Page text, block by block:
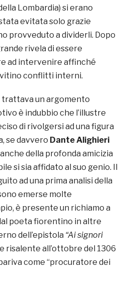
Lombardia) si erano
evitata solo grazie
provveduto a dividerli. Dopo
rivela di essere
ad intervenire affinché
conflitti interni.
trattava un argomento
è indubbio che l’illustre
di rivolgersi ad una figura
se davvero Dante Alighieri
della profonda amicizia
si sia affidato al suo genio. Il
ad una prima analisi della
emerse molte
è presente un richiamo a
poeta fiorentino in altre
dell’epistola “Ai signori
all’ottobre del 1306
come “procuratore dei